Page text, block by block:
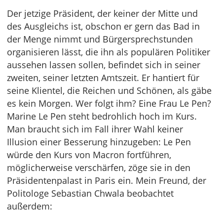
Der jetzige Präsident, der keiner der Mitte und
des Ausgleichs ist, obschon er gern das Bad in
der Menge nimmt und Bürgersprechstunden
organisieren lässt, die ihn als populären Politiker
aussehen lassen sollen, befindet sich in seiner
zweiten, seiner letzten Amtszeit. Er hantiert für
seine Klientel, die Reichen und Schönen, als gäbe
es kein Morgen. Wer folgt ihm? Eine Frau Le Pen?
Marine Le Pen steht bedrohlich hoch im Kurs.
Man braucht sich im Fall ihrer Wahl keiner
Illusion einer Besserung hinzugeben: Le Pen
würde den Kurs von Macron fortführen,
möglicherweise verschärfen, zöge sie in den
Präsidentenpalast in Paris ein. Mein Freund, der
Politologe Sebastian Chwala beobachtet
außerdem: